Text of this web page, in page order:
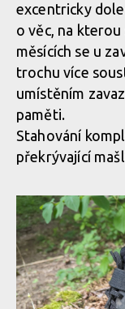
Ochrana prstů
zásahů
Ochrana prstů
zásahů
Ochrana prstů
zásahů
Ochrana prstů
zásahů
zásahů
Ochrana prstů
zásahů
excentricky
o věc, na
měsících se u
trochu více
umístěním
paměti.
Stahování
překrývající